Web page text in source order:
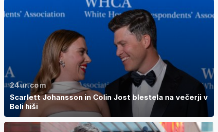
24ur.com
Scarlett Johansson in Colin Jost blestela na večerji v
Beli hiši